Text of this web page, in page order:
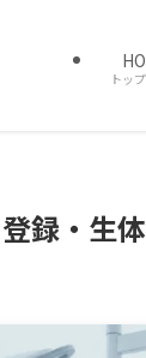
トッ
録・生